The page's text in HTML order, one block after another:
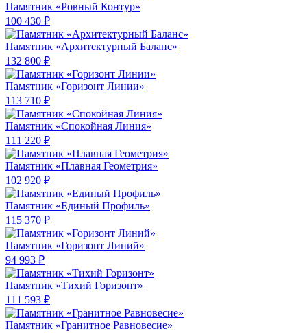
Памятник «Ровный Контур»
100 430 ₽
Памятник «Архитектурный Баланс»
132 800 ₽
Памятник «Горизонт Линии»
113 710 ₽
Памятник «Спокойная Линия»
111 220 ₽
Памятник «Плавная Геометрия»
102 920 ₽
Памятник «Единый Профиль»
115 370 ₽
Памятник «Горизонт Линий»
94 993 ₽
Памятник «Тихий Горизонт»
111 593 ₽
Памятник «Гранитное Равновесие»